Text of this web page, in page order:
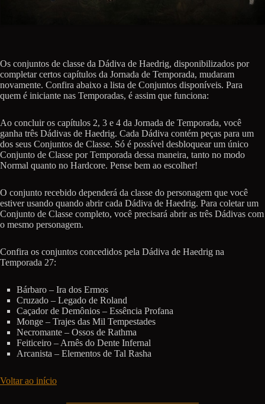
Os conjuntos de classe da Dádiva de Haedrig, disponibilizados por
completar certos capítulos da Jornada de Temporada, mudaram
novamente. Confira abaixo a lista de Conjuntos disponíveis. Para
quem é iniciante nas Temporadas, é assim que funciona:
Ao concluir os capítulos 2, 3 e 4 da Jornada de Temporada, você
ganha três Dádivas de Haedrig. Cada Dádiva contém peças para um
dos seus Conjuntos de Classe. Só é possível desbloquear um único
Conjunto de Classe por Temporada dessa maneira, tanto no modo
Normal quanto no Hardcore. Pense bem ao escolher!
O conjunto recebido dependerá da classe do personagem que você
estiver usando quando abrir cada Dádiva de Haedrig. Para coletar um
Conjunto de Classe completo, você precisará abrir as três Dádivas com
o mesmo personagem.
Confira os conjuntos concedidos pela Dádiva de Haedrig na
Temporada 27:
Bárbaro – Ira dos Ermos
Cruzado – Legado de Roland
Caçador de Demônios – Essência Profana
Monge – Trajes das Mil Tempestades
Necromante – Ossos de Rathma
Feiticeiro – Arnês do Dente Infernal
Arcanista – Elementos de Tal Rasha
Voltar ao início